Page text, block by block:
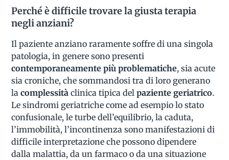
Perché è difficile trovare la giusta terapia
negli anziani?
Il paziente anziano raramente soffre di una singola
patologia, in genere sono presenti
contemporaneamente più problematiche, sia acute
sia croniche, che sommandosi tra di loro generano
lacomplessità clinica tipica delpaziente geriatrico.
Le sindromi geriatriche come ad esempio lo stato
confusionale, le turbe dell’equilibrio, la caduta,
l’immobilità, l’incontinenza sono manifestazioni di
difficile interpretazione che possono dipendere
dalla malattia, da un farmaco o da una situazione